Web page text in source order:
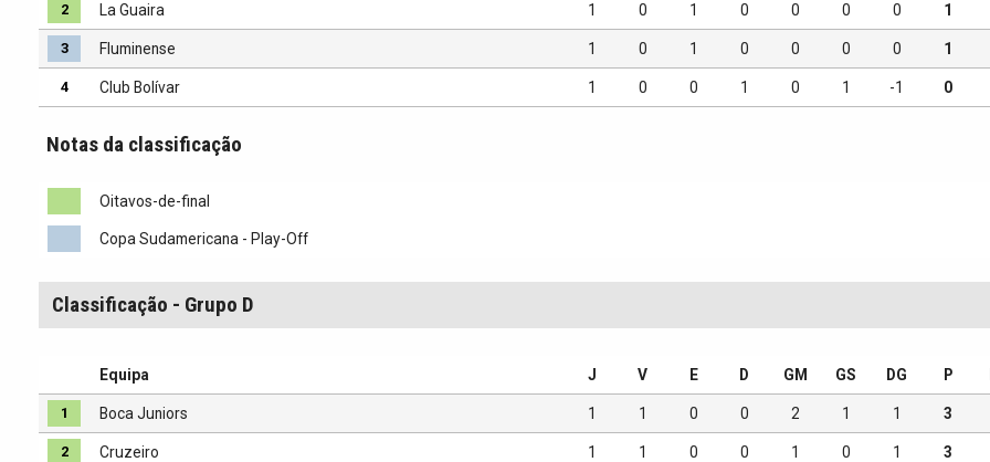
2 La Guaira 1 0 1 0 0 0 0 1
3 Fluminense 1 0 1 0 0 0 0 1
4 Club Bolívar 1 0 0 1 0 1 -1 0
Notas da classificação
Oitavos-de-final
Copa Sudamericana - Play-Off
Classificação - Grupo D
Equipa J V E D GM GS DG P
1 Boca Juniors 1 1 0 0 2 1 1 3
2 Cruzeiro 1 1 0 0 1 0 1 3